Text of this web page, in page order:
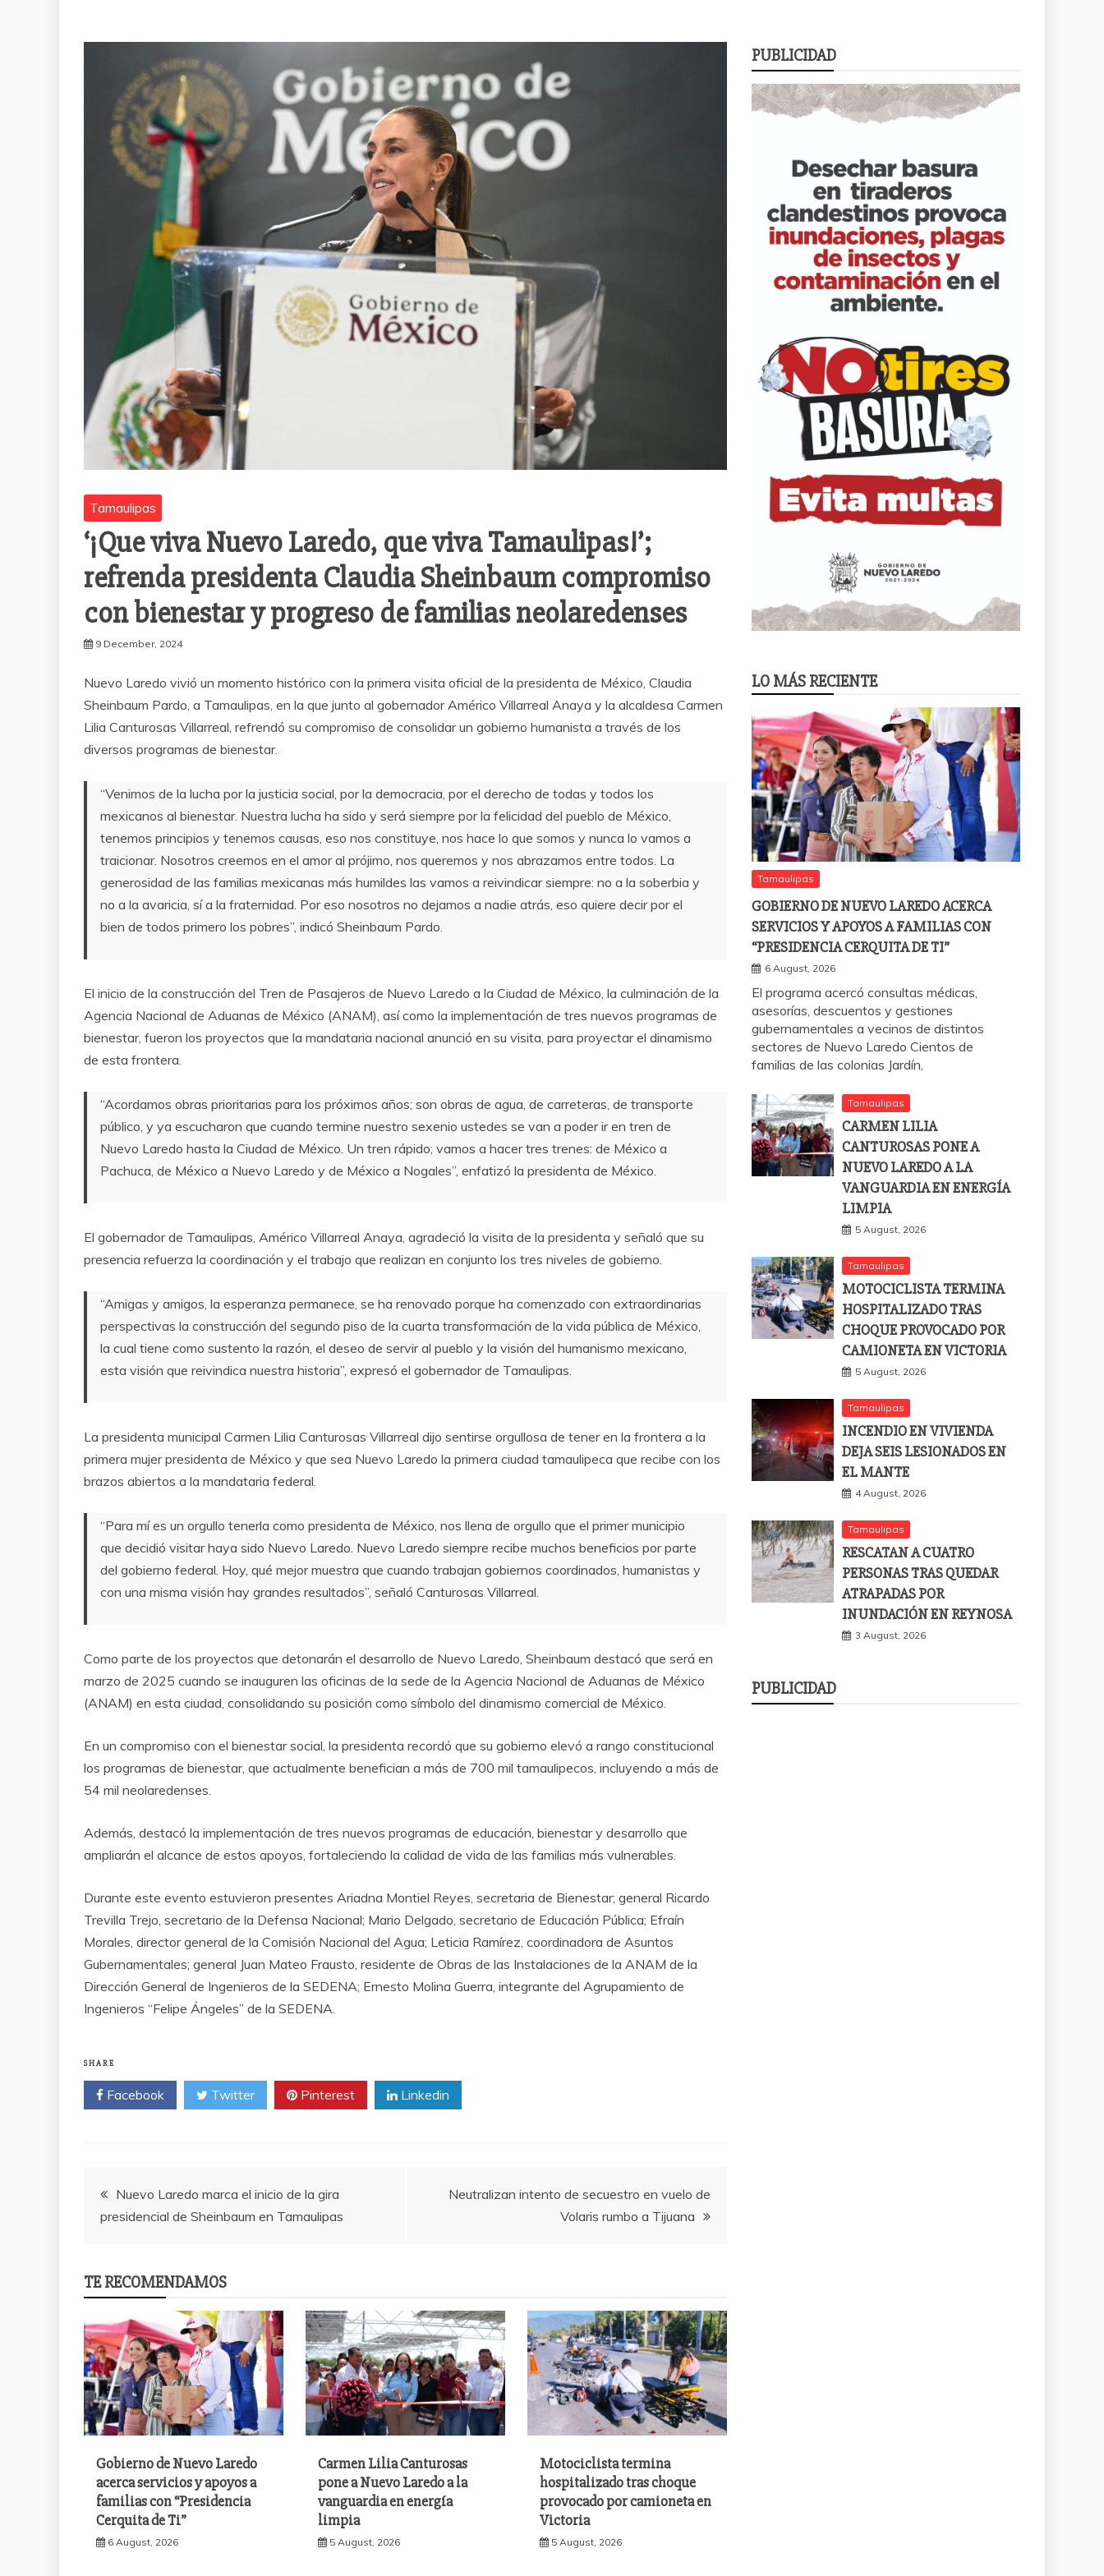
Tamaulipas
‘¡Que viva Nuevo Laredo, que viva Tamaulipas!’;
refrenda presidenta Claudia Sheinbaum compromiso
con bienestar y progreso de familias neolaredenses
9 December, 2024
Nuevo Laredo vivió un momento histórico con la primera visita oficial de la presidenta de México, Claudia
Sheinbaum Pardo, a Tamaulipas, en la que junto al gobernador Américo Villarreal Anaya y la alcaldesa Carmen
Lilia Canturosas Villarreal, refrendó su compromiso de consolidar un gobierno humanista a través de los
diversos programas de bienestar.
“Venimos de la lucha por la justicia social, por la democracia, por el derecho de todas y todos los
mexicanos al bienestar. Nuestra lucha ha sido y será siempre por la felicidad del pueblo de México,
tenemos principios y tenemos causas, eso nos constituye, nos hace lo que somos y nunca lo vamos a
traicionar. Nosotros creemos en el amor al prójimo, nos queremos y nos abrazamos entre todos. La
generosidad de las familias mexicanas más humildes las vamos a reivindicar siempre: no a la soberbia y
no a la avaricia, sí a la fraternidad. Por eso nosotros no dejamos a nadie atrás, eso quiere decir por el
bien de todos primero los pobres”, indicó Sheinbaum Pardo.
El inicio de la construcción del Tren de Pasajeros de Nuevo Laredo a la Ciudad de México, la culminación de la
Agencia Nacional de Aduanas de México (ANAM), así como la implementación de tres nuevos programas de
bienestar, fueron los proyectos que la mandataria nacional anunció en su visita, para proyectar el dinamismo
de esta frontera.
“Acordamos obras prioritarias para los próximos años; son obras de agua, de carreteras, de transporte
público, y ya escucharon que cuando termine nuestro sexenio ustedes se van a poder ir en tren de
Nuevo Laredo hasta la Ciudad de México. Un tren rápido; vamos a hacer tres trenes: de México a
Pachuca, de México a Nuevo Laredo y de México a Nogales”, enfatizó la presidenta de México.
El gobernador de Tamaulipas, Américo Villarreal Anaya, agradeció la visita de la presidenta y señaló que su
presencia refuerza la coordinación y el trabajo que realizan en conjunto los tres niveles de gobierno.
“Amigas y amigos, la esperanza permanece, se ha renovado porque ha comenzado con extraordinarias
perspectivas la construcción del segundo piso de la cuarta transformación de la vida pública de México,
la cual tiene como sustento la razón, el deseo de servir al pueblo y la visión del humanismo mexicano,
esta visión que reivindica nuestra historia”, expresó el gobernador de Tamaulipas.
La presidenta municipal Carmen Lilia Canturosas Villarreal dijo sentirse orgullosa de tener en la frontera a la
primera mujer presidenta de México y que sea Nuevo Laredo la primera ciudad tamaulipeca que recibe con los
brazos abiertos a la mandataria federal.
“Para mí es un orgullo tenerla como presidenta de México, nos llena de orgullo que el primer municipio
que decidió visitar haya sido Nuevo Laredo. Nuevo Laredo siempre recibe muchos beneficios por parte
del gobierno federal. Hoy, qué mejor muestra que cuando trabajan gobiernos coordinados, humanistas y
con una misma visión hay grandes resultados”, señaló Canturosas Villarreal.
Como parte de los proyectos que detonarán el desarrollo de Nuevo Laredo, Sheinbaum destacó que será en
marzo de 2025 cuando se inauguren las oficinas de la sede de la Agencia Nacional de Aduanas de México
(ANAM) en esta ciudad, consolidando su posición como símbolo del dinamismo comercial de México.
En un compromiso con el bienestar social, la presidenta recordó que su gobierno elevó a rango constitucional
los programas de bienestar, que actualmente benefician a más de 700 mil tamaulipecos, incluyendo a más de
54 mil neolaredenses.
Además, destacó la implementación de tres nuevos programas de educación, bienestar y desarrollo que
ampliarán el alcance de estos apoyos, fortaleciendo la calidad de vida de las familias más vulnerables.
Durante este evento estuvieron presentes Ariadna Montiel Reyes, secretaria de Bienestar; general Ricardo
Trevilla Trejo, secretario de la Defensa Nacional; Mario Delgado, secretario de Educación Pública; Efraín
Morales, director general de la Comisión Nacional del Agua; Leticia Ramírez, coordinadora de Asuntos
Gubernamentales; general Juan Mateo Frausto, residente de Obras de las Instalaciones de la ANAM de la
Dirección General de Ingenieros de la SEDENA; Ernesto Molina Guerra, integrante del Agrupamiento de
Ingenieros “Felipe Ángeles” de la SEDENA.
SHARE
Facebook Twitter Pinterest Linkedin
Post
navigation
Nuevo Laredo marca el inicio de la gira
presidencial de Sheinbaum en Tamaulipas
Neutralizan intento de secuestro en vuelo de
Volaris rumbo a Tijuana
TE RECOMENDAMOS
Gobierno de Nuevo Laredo
acerca servicios y apoyos a
familias con “Presidencia
Cerquita de Ti”
6 August, 2026
Carmen Lilia Canturosas
pone a Nuevo Laredo a la
vanguardia en energía
limpia
5 August, 2026
Motociclista termina
hospitalizado tras choque
provocado por camioneta en
Victoria
5 August, 2026
PUBLICIDAD
LO MÁS RECIENTE
Tamaulipas
GOBIERNO DE NUEVO LAREDO ACERCA
SERVICIOS Y APOYOS A FAMILIAS CON
“PRESIDENCIA CERQUITA DE TI”
6 August, 2026
El programa acercó consultas médicas,
asesorías, descuentos y gestiones
gubernamentales a vecinos de distintos
sectores de Nuevo Laredo Cientos de
familias de las colonias Jardín,
Tamaulipas
CARMEN LILIA
CANTUROSAS PONE A
NUEVO LAREDO A LA
VANGUARDIA EN ENERGÍA
LIMPIA
5 August, 2026
Tamaulipas
MOTOCICLISTA TERMINA
HOSPITALIZADO TRAS
CHOQUE PROVOCADO POR
CAMIONETA EN VICTORIA
5 August, 2026
Tamaulipas
INCENDIO EN VIVIENDA
DEJA SEIS LESIONADOS EN
EL MANTE
4 August, 2026
Tamaulipas
RESCATAN A CUATRO
PERSONAS TRAS QUEDAR
ATRAPADAS POR
INUNDACIÓN EN REYNOSA
3 August, 2026
PUBLICIDAD